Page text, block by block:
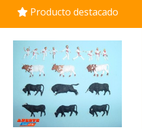
Producto destacado